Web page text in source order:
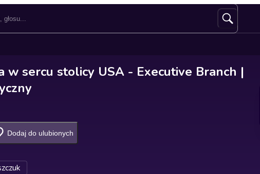
w sercu stolicy USA - Executive Branch |
Dodaj do ulubionych